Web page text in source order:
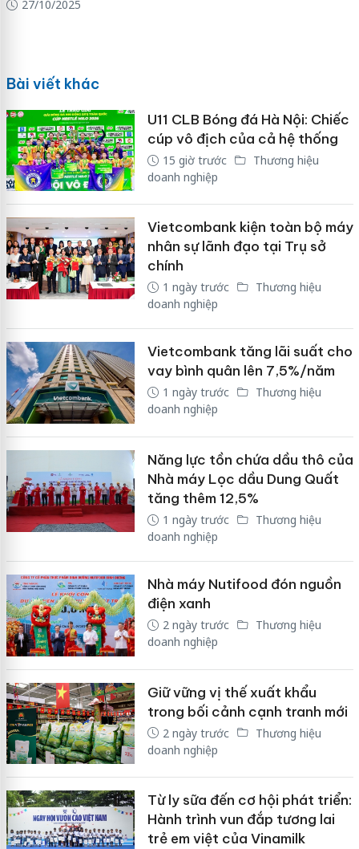
27/10/2025
Bài viết khác
U11 CLB Bóng đá Hà Nội: Chiếc
cúp vô địch của cả hệ thống
15 giờ trước
Thương hiệu
doanh nghiệp
Vietcombank kiện toàn bộ máy
nhân sự lãnh đạo tại Trụ sở
chính
1 ngày trước
Thương hiệu
doanh nghiệp
Vietcombank tăng lãi suất cho
vay bình quân lên 7,5%/năm
1 ngày trước
Thương hiệu
doanh nghiệp
Năng lực tồn chứa dầu thô của
Nhà máy Lọc dầu Dung Quất
tăng thêm 12,5%
1 ngày trước
Thương hiệu
doanh nghiệp
Nhà máy Nutifood đón nguồn
điện xanh
2 ngày trước
Thương hiệu
doanh nghiệp
Giữ vững vị thế xuất khẩu
trong bối cảnh cạnh tranh mới
2 ngày trước
Thương hiệu
doanh nghiệp
Từ ly sữa đến cơ hội phát triển:
Hành trình vun đắp tương lai
trẻ em việt của Vinamilk